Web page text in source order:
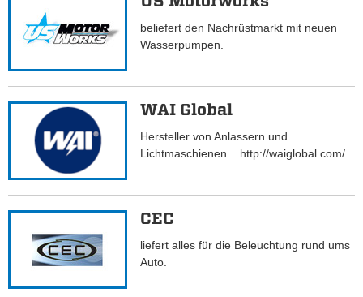
beliefert den Nachrüstmarkt mit neuen
Wasserpumpen.
WAI Global
Hersteller von Anlassern und
Lichtmaschienen. http://waiglobal.com/
CEC
liefert alles für die Beleuchtung rund ums
Auto.